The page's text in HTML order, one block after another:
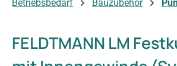
Betriebsbedarf Bauzubehör
FELDTMANN LM